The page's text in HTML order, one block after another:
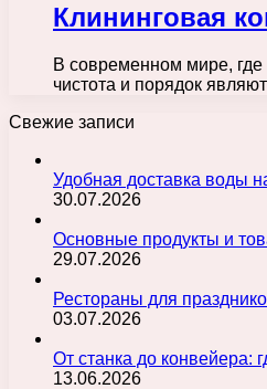
Клининговая
В современном мире,
чистота и порядок
Свежие записи
Удобная доставка воды
30.07.2026
Основные продукты и
29.07.2026
Рестораны для
03.07.2026
От станка до конвейера:
13.06.2026